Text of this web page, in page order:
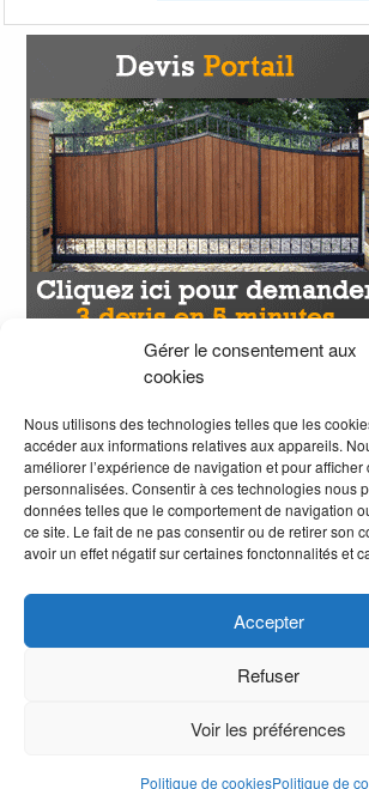
Gérer le consentement aux
cookies
Nous utilisons des technologies telles que les
accéder aux informations relatives aux appareils.
améliorer l’expérience de navigation et pour
personnalisées. Consentir à ces technologies nous
données telles que le comportement de navigation
ce site. Le fait de ne pas consentir ou de retirer son
avoir un effet négatif sur certaines fonctonnalités et
Accepter
Refuser
Voir les préférences
Politique de cookiesPolitique de